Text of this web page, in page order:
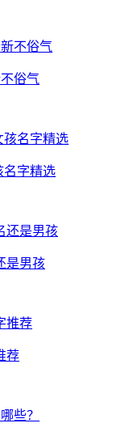
俗气
名字精选
是男孩
荐